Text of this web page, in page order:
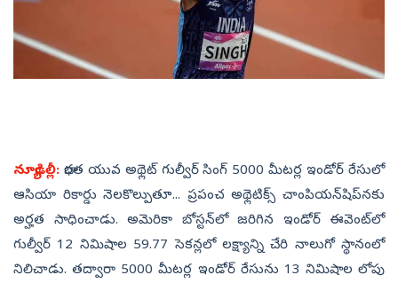
న్యూఢిల్లీ: భారత యువ అథ్లెట్‌ గుల్వీర్‌ సింగ్‌ 5000 మీటర్ల ఇండోర్‌ రేసులో
ఆసియా రికార్డు నెలకొల్పుతూ... ప్రపంచ అథ్లెటిక్స్‌ చాంపియన్‌షిప్‌నకు
అర్హత సాధించాడు. అమెరికా బోస్టన్‌లో జరిగిన ఇండోర్‌ ఈవెంట్‌లో
గుల్వీర్‌ 12 నిమిషాల 59.77 సెకన్లలో లక్ష్యాన్ని చేరి నాలుగో స్థానంలో
నిలిచాడు. తద్వారా 5000 మీటర్ల ఇండోర్‌ రేసును 13 నిమిషాల లోపు